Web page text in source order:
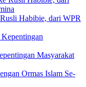
Habibie, dari WPR
Masyarakat